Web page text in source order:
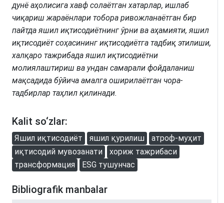
дунё аҳолисига хавф солаётган хатарлар, ишлаб
чиқариш жараёнлари тобора ривожланаётган бир
пайтда яшил иқтисодиётнинг ўрни ва аҳамияти, яшил
иқтисодиёт соҳасининг иқтисодиётга тадбиқ этилиши,
халқаро тажрибада яшил иқтисодиётни
молиялаштириш ва ундан самарали фойдаланиш
мақсадида бўйича амалга оширилаётган чора-
тадбирлар таҳлил қилинади.
Kalit so‘zlar:
Яшил иқтисодиёт яшил қурилиш
атроф-муҳит
иқтисодий мувозанати
хориж тажрибаси
трансформация
ESG тушунчас
Bibliografik manbalar